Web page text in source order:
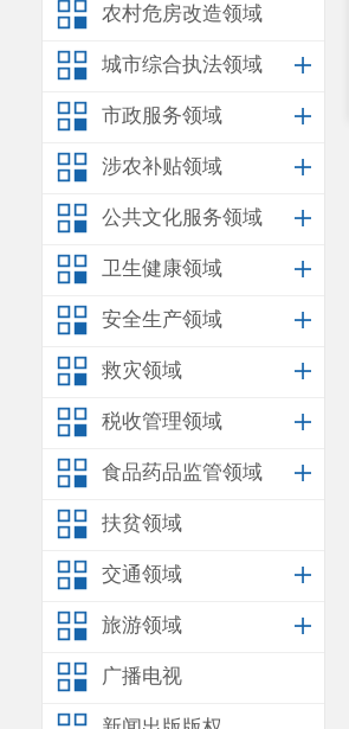
农村危房改造领域
城市综合执法领域
市政服务领域
涉农补贴领域
公共文化服务领域
卫生健康领域
安全生产领域
救灾领域
税收管理领域
食品药品监管领域
扶贫领域
交通领域
旅游领域
广播电视